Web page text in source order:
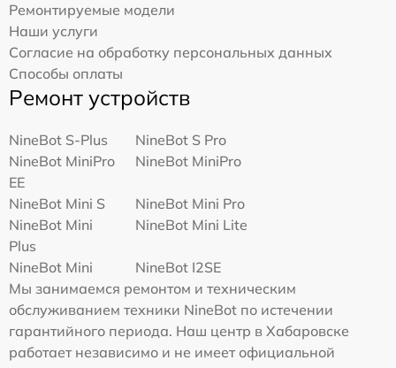
Ремонтируемые модели
Наши услуги
Согласие на обработку персональных данных
Способы оплаты
Ремонт устройств
NineBot S-Plus
NineBot S Pro
NineBot MiniPro
EE
NineBot MiniPro
NineBot Mini S
NineBot Mini Pro
NineBot Mini
Plus
NineBot Mini Lite
NineBot Mini
NineBot I2SE
Мы занимаемся ремонтом и техническим
обслуживанием техники NineBot по истечении
гарантийного периода. Наш центр в Хабаровске
работает независимо и не имеет официальной